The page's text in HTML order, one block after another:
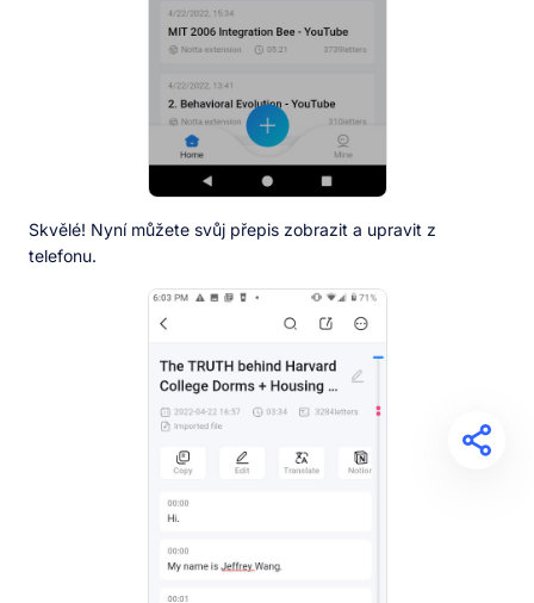
Skvělé! Nyní můžete svůj přepis zobrazit a upravit z
telefonu.